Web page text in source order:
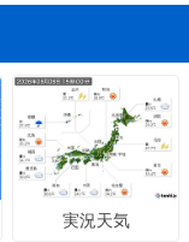
実況天気